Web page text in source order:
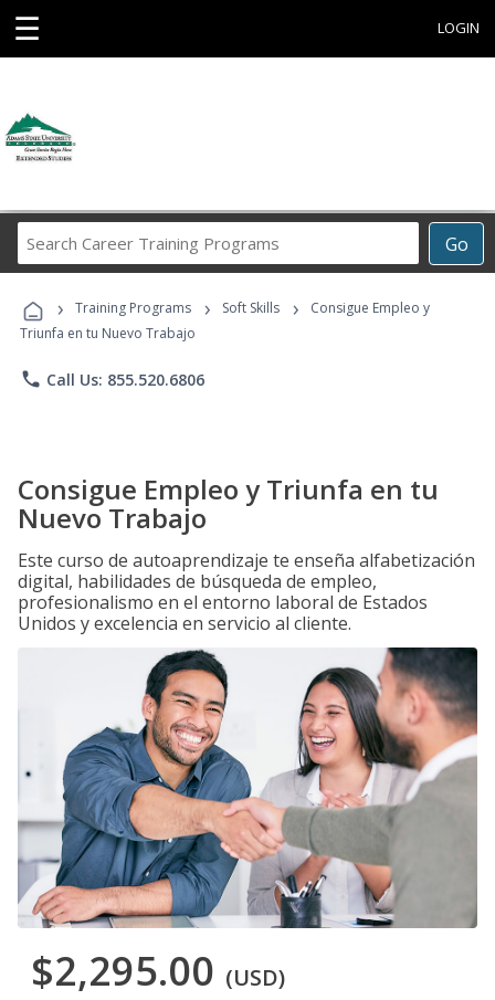
☰ LOGIN
Go
Career
Programs
› Training Programs › Soft Skills ›
Consigue Empleo y
Triunfa en tu Nuevo Trabajo
phone Call Us: 855.520.6806
Consigue Empleo y Triunfa en tu
Nuevo Trabajo
Este curso de autoaprendizaje te enseña alfabetización
digital, habilidades de búsqueda de empleo,
profesionalismo en el entorno laboral de Estados
Unidos y excelencia en servicio al cliente.
$2,295.00 (USD)